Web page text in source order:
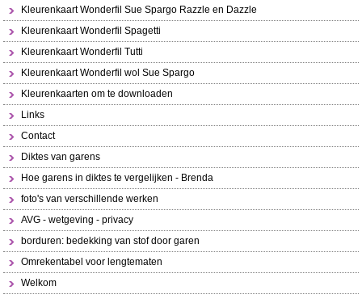
Kleurenkaart Wonderfil Sue Spargo Razzle en Dazzle
Kleurenkaart Wonderfil Spagetti
Kleurenkaart Wonderfil Tutti
Kleurenkaart Wonderfil wol Sue Spargo
Kleurenkaarten om te downloaden
Links
Contact
Diktes van garens
Hoe garens in diktes te vergelijken - Brenda
foto's van verschillende werken
AVG - wetgeving - privacy
borduren: bedekking van stof door garen
Omrekentabel voor lengtematen
Welkom